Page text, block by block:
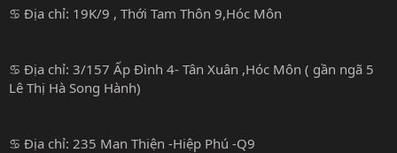
♋️ Địa chỉ: 19K/9 , Thới Tam Thôn 9,Hóc Môn
♋️ Địa chỉ: 3/157 Ấp Đình 4- Tân Xuân ,Hóc Môn ( gần ngã 5
Lê Thị Hà Song Hành)
♋️ Địa chỉ: 235 Man Thiện -Hiệp Phú -Q9